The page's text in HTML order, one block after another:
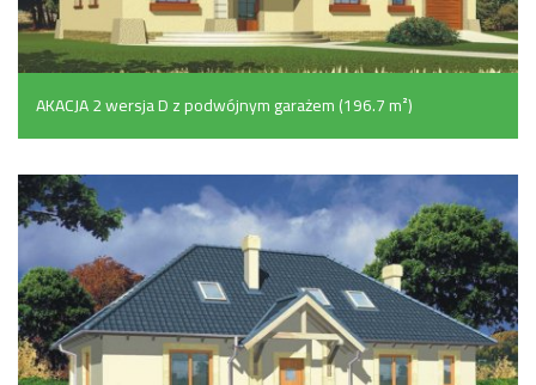
AKACJA 2 wersja D z podwójnym garażem (196.7 m²)